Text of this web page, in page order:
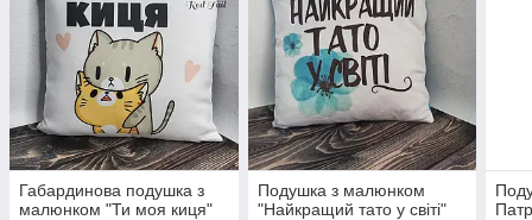
Габардинова подушка з
малюнком "Ти моя киця"
Подушка з малюнком
"Найкращий тато у світі"